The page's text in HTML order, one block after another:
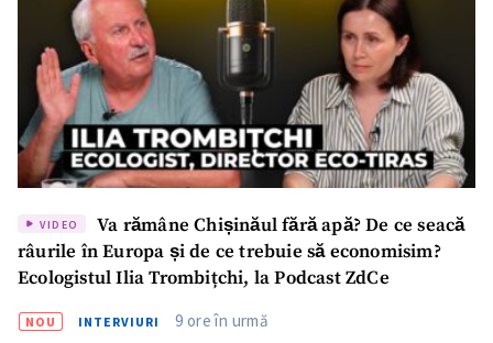
VIDEO
Va rămâne Chișinăul fără apă? De ce seacă
râurile în Europa și de ce trebuie să economisim?
Ecologistul Ilia Trombițchi, la Podcast ZdCe
NOU INTERVIURI 9 ore în urmă